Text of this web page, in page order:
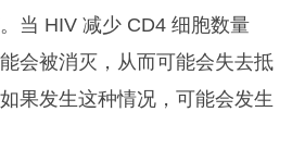
当 HIV 减少 CD4 细胞数量
会被消灭，从而可能会失去抵
果发生这种情况，可能会发生